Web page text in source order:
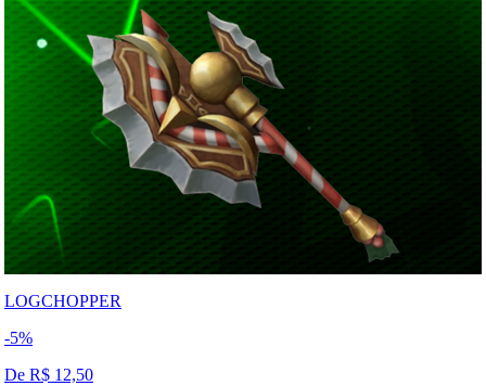
LOGCHOPPER
-5%
De R$ 12,50